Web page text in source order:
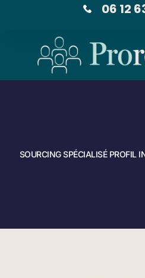
06 12
SOURCING SPÉCIALISÉ PROFIL